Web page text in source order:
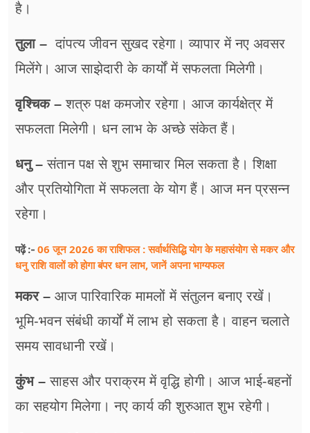
है।
तुला – दांपत्य जीवन सुखद रहेगा। व्यापार में नए अवसर
मिलेंगे। आज साझेदारी के कार्यों में सफलता मिलेगी।
वृश्चिक – शत्रु पक्ष कमजोर रहेगा। आज कार्यक्षेत्र में
सफलता मिलेगी। धन लाभ के अच्छे संकेत हैं।
धनु – संतान पक्ष से शुभ समाचार मिल सकता है। शिक्षा
और प्रतियोगिता में सफलता के योग हैं। आज मन प्रसन्न
रहेगा।
पढ़ें :- 06 जून 2026 का राशिफल : सर्वार्थसिद्धि योग के महासंयोग से मकर और
धनु राशि वालों को होगा बंपर धन लाभ, जानें अपना भाग्यफल
मकर – आज पारिवारिक मामलों में संतुलन बनाए रखें।
भूमि-भवन संबंधी कार्यों में लाभ हो सकता है। वाहन चलाते
समय सावधानी रखें।
कुंभ – साहस और पराक्रम में वृद्धि होगी। आज भाई-बहनों
का सहयोग मिलेगा। नए कार्य की शुरुआत शुभ रहेगी।